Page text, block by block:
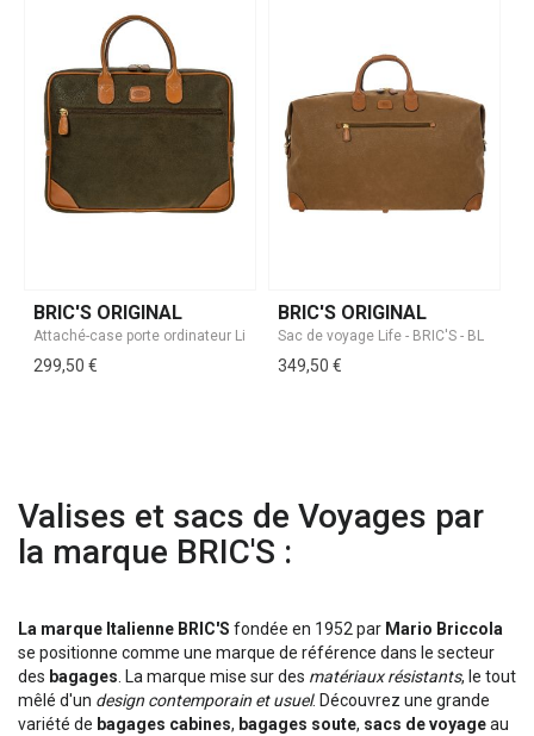
BRIC'S ORIGINAL
299,50 €
BRIC'S ORIGINAL
349,50 €
Valises et sacs de Voyages par
la marque BRIC'S :
La marque Italienne BRIC'S fondée en 1952 par Mario Briccola
se positionne comme une marque de référence dans le secteur
des bagages. La marque mise sur des matériaux résistants, le tout
mêlé d'un design contemporain et usuel. Découvrez une grande
variété de bagages cabines, bagages soute, sacs de voyageau